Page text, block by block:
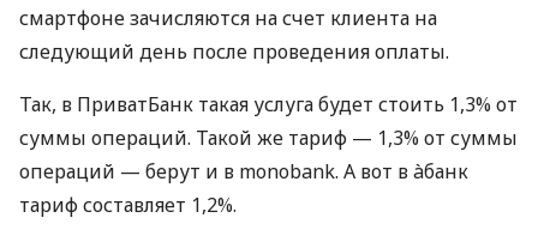
смартфоне зачисляются на счет клиента на
следующий день после проведения оплаты.
Так, в ПриватБанк такая услуга будет стоить 1,3% от
суммы операций. Такой же тариф — 1,3% от суммы
операций — берут и в monobank. А вот в àбанк
тариф составляет 1,2%.